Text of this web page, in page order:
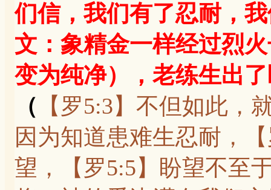
们信，我们有了忍耐，
文：象精金一样经过烈
变为纯净），老练生出
（ 【罗5:3】不但如此，
因为知道患难生忍耐，
望，【罗5:5】盼望不至